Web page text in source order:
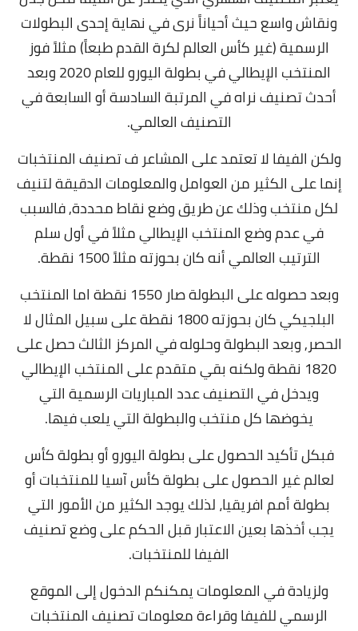
ونقاش واسع حيث أحياناً نرى في نهاية إحدى البطولات
الرسمية (غير كأس العالم لكرة القدم طبعاً) مثلاً فوز
المنتخب الإيطالي في بطولة اليورو للعام 2020 وبعد
أحدث تصنيف نراه في المرتبة السادسة أو السابعة في
التصنيف العالمي.
ولكن الفيفا لا تعتمد على المشاعر ف تصنيف المنتخبات
إنما على الكثير من العوامل والمعلومات الدقيقة لتنيف
لكل منتخب وذلك عن طريق وضع نقاط محددة, فالسبب
في عدم وضع المنتخب الإيطالي مثلاً في أول سلم
الترتيب العالمي أنه كان بحوزته مثلاً 1500 نقطة.
وبعد حصوله على البطولة صار 1550 نقطة اما المنتخب
البلجيكي كان بحوزته 1800 نقطة على سبيل المثال لا
الحصر, وبعد البطولة وحلوله في المركز الثالث حصل على
1820 نقطة ولكنه بقي متقدم على المنتخب الإيطالي
ويدخل في التصنيف عدد المباريات الرسمية التي
يخوضها كل منتخب والبطولة التي يلعب فيها.
فبكل تأكيد الحصول على بطولة اليورو أو بطولة كأس
لعالم غير الحصول على بطولة كأس آسيا للمنتخبات أو
بطولة أمم افريقيا، لذلك يوجد الكثير من الأمور التي
يجب أخذها بعين الاعتبار قبل الحكم على وضع تصنيف
الفيفا للمنتخبات.
ولزيادة في المعلومات يمكنكم الدخول إلى الموقع
الرسمي للفيفا وقراءة معلومات تصنيف المنتخبات